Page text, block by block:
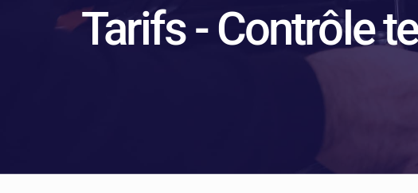
Tarifs - Contrôle